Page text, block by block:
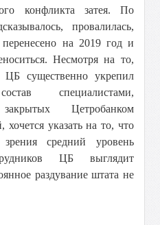
конфликта затея. По
провалилась,
на 2019 год и
Несмотря на то,
существенно укрепил
специалистами,
Цетробанком
указать на то, что
средний уровень
ЦБ выглядит
раздувание штата не